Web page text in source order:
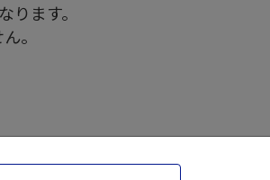
ります。
。